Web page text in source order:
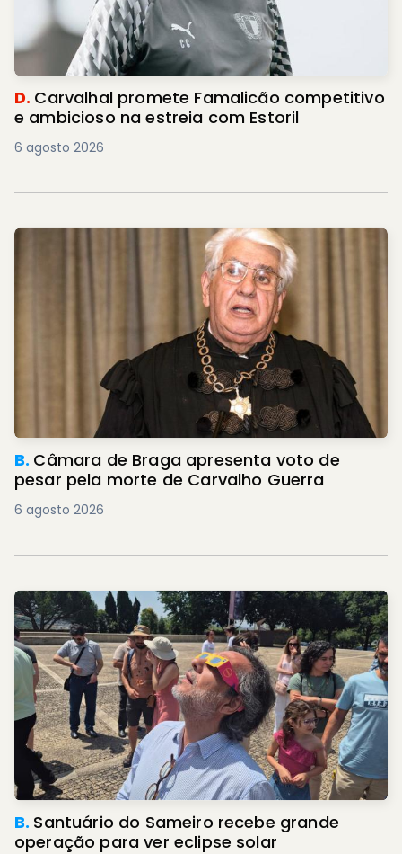
D. Carvalhal promete Famalicão competitivo
e ambicioso na estreia com Estoril
6 agosto 2026
B. Câmara de Braga apresenta voto de
pesar pela morte de Carvalho Guerra
6 agosto 2026
B. Santuário do Sameiro recebe grande
operação para ver eclipse solar